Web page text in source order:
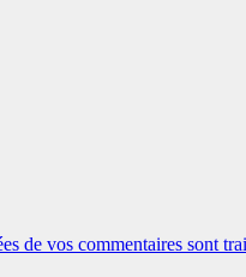
de vos commentaires sont